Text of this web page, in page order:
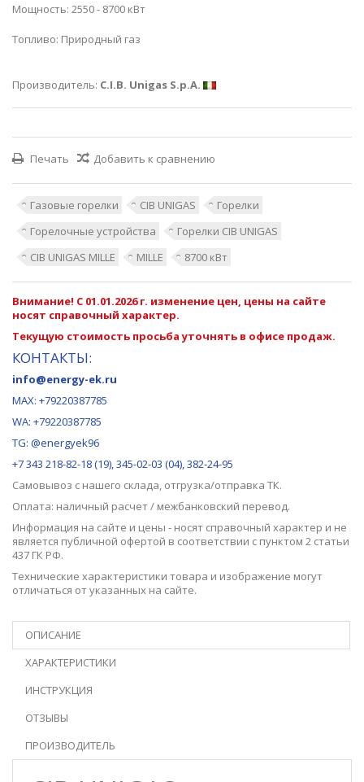
Мощность: 2550 - 8700 кВт
Топливо: Природный газ
Производитель: C.I.B. Unigas S.p.A.
Печать Добавить к сравнению
Газовые горелки CIB UNIGAS
Горелки
Горелочные устройства
Горелки CIB UNIGAS
CIB UNIGAS MILLE
MILLE 8700 кВт
Внимание! С 01.01.2026 г. изменение цен, цены на сайте
носят справочный характер.
Текущую стоимость просьба уточнять в офисе продаж.
КОНТАКТЫ:
info@energy-ek.ru
MAX: +79220387785
WA: +79220387785
TG: @energyek96
+7 343 218-82-18 (19), 345-02-03 (04), 382-24-95
Самовывоз с нашего склада, отгрузка/отправка ТК.
Оплата: наличный расчет / межбанковский перевод.
Информация на сайте и цены - носят справочный характер и не
является публичной офертой в соответствии с пунктом 2 статьи
437 ГК РФ.
Технические характеристики товара и изображение могут
отличаться от указанных на сайте.
ОПИСАНИЕ
ХАРАКТЕРИСТИКИ
ИНСТРУКЦИЯ
ОТЗЫВЫ
ПРОИЗВОДИТЕЛЬ